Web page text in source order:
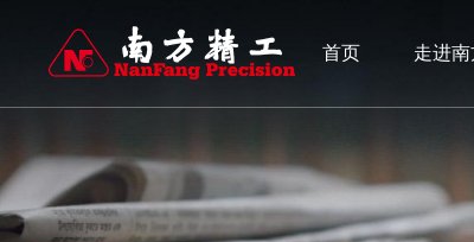
首页 走进
产品中心
人才招聘
新闻资讯